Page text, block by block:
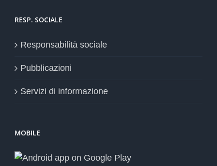
RESP. SOCIALE
Responsabilità sociale
Pubblicazioni
Servizi di informazione
MOBILE